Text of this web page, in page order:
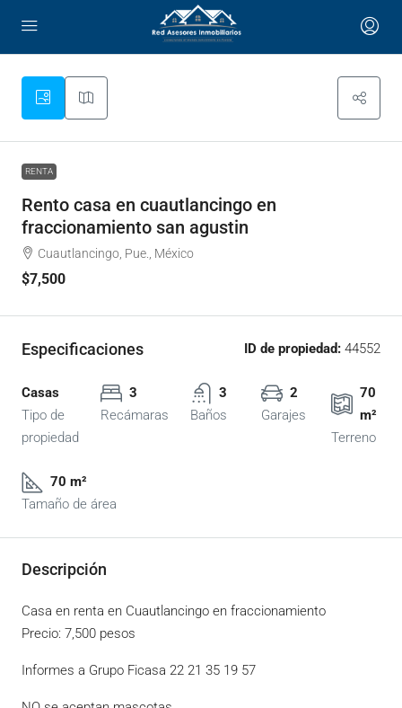
RENTA
Rento casa en cuautlancingo en
fraccionamiento san agustin
Cuautlancingo, Pue., México
$7,500
Especificaciones ID de propiedad: 44552
Casas
Tipo de
propiedad
3
Recámaras
3
Baños
2
Garajes
70
m²
Terreno
70 m²
Tamaño de área
Descripción
Casa en renta en Cuautlancingo en fraccionamiento
Precio: 7,500 pesos
Informes a Grupo Ficasa 22 21 35 19 57